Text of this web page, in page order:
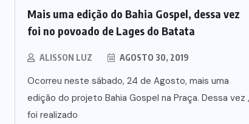
Mais uma edição do Bahia Gospel, dessa vez
foi no povoado de Lages do Batata
ALISSON LUZ AGOSTO 30, 2019
Ocorreu neste sábado, 24 de Agosto, mais uma
edição do projeto Bahia Gospel na Praça. Dessa vez ,
foi realizado